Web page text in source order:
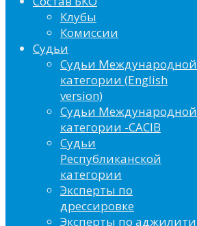
Клубы
Комиссии
Судьи
Судьи Международной
категории (English
version)
Судьи Международной
категории -CACIB
Судьи
Республиканской
категории
Эксперты по
дрессировке
Эксперты по аджилити